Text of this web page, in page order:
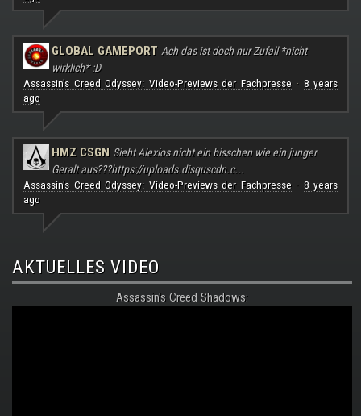
GLOBAL GAMEPORT Ach das ist doch nur Zufall *nicht
wirklich* :D
Assassin's Creed Odyssey: Video-Previews der Fachpresse· 8 years
ago
HMZ CSGN Sieht Alexios nicht ein bisschen wie ein junger
Geralt aus???https://uploads.disquscdn.c...
Assassin's Creed Odyssey: Video-Previews der Fachpresse· 8 years
ago
AKTUELLES VIDEO
Assassin's Creed Shadows: